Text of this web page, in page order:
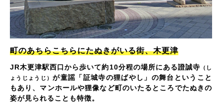
町のあちらこちらにたぬきがいる街、木更津
JR木更津駅西口から歩いて約10分程の場所にある證誠寺 （し
ょうじょうじ）が童謡「証城寺の狸ばやし」の舞台ということ
もあり、マンホールや狸像など町のいたるところでたぬきの
姿が見られることも特徴。